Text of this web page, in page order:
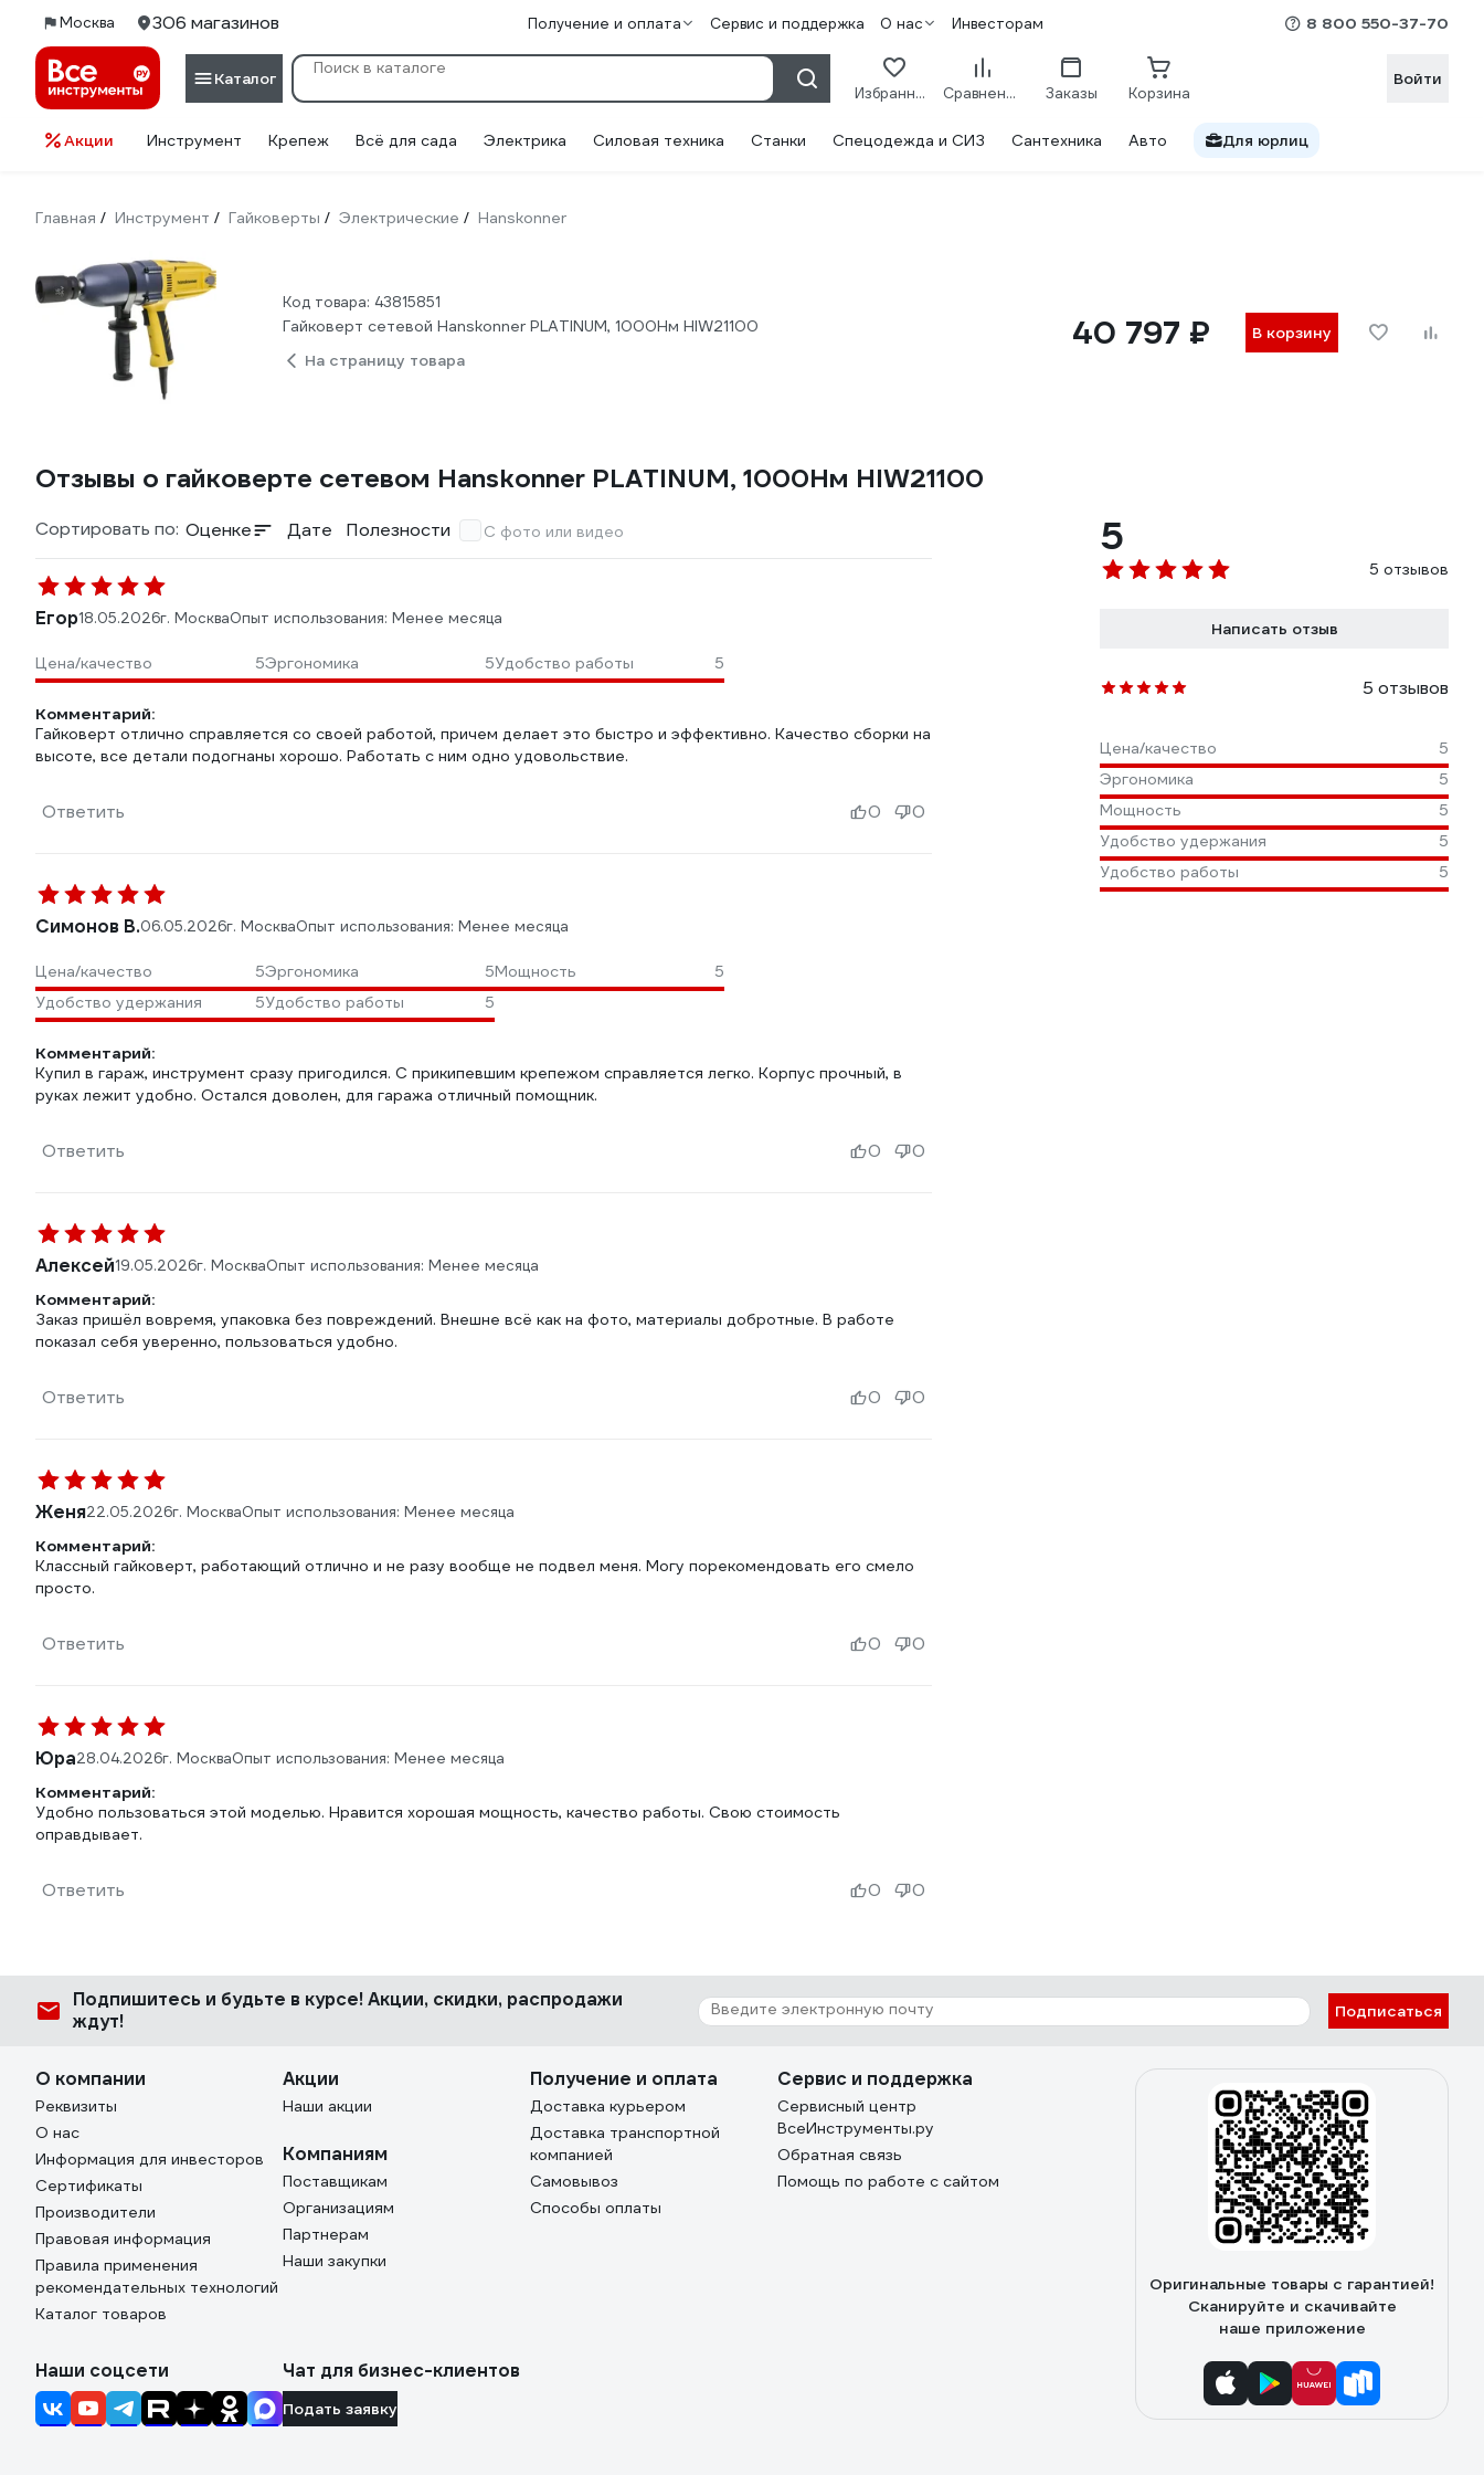
Москва 306 магазинов Получение и оплата Сервис и поддержка О нас Инвесторам 8 800 550-37-70
Каталог
Избранное Сравнение Заказы Корзина
Войти
Акции Инструмент Крепеж Всё для сада Электрика Силовая техника Станки Спецодежда и СИЗ Сантехника Авто Для юрлиц
Главная / Инструмент / Гайковерты / Электрические / Hanskonner
Код товара: 43815851
Гайковерт сетевой Hanskonner PLATINUM, 1000Нм HIW21100
На страницу товара
40 797 ₽ В корзину
Отзывы о гайковерте сетевом Hanskonner PLATINUM, 1000Нм HIW21100
Сортировать по: Оценке Дате Полезности С фото или видео
Егор18.05.2026г. МоскваОпыт использования: Менее месяца
Цена/качество 5Эргономика 5Удобство работы 5
Комментарий:
Гайковерт отлично справляется со своей работой, причем делает это быстро и эффективно. Качество сборки на
высоте, все детали подогнаны хорошо. Работать с ним одно удовольствие.
Ответить 0 0
Симонов В.06.05.2026г. МоскваОпыт использования: Менее месяца
Цена/качество 5Эргономика 5Мощность
5
Удобство удержания
5Удобство работы 5
Комментарий:
Купил в гараж, инструмент сразу пригодился. С прикипевшим крепежом справляется легко. Корпус прочный, в
руках лежит удобно. Остался доволен, для гаража отличный помощник.
Ответить 0 0
Алексей19.05.2026г. МоскваОпыт использования: Менее месяца
Комментарий:
Заказ пришёл вовремя, упаковка без повреждений. Внешне всё как на фото, материалы добротные. В работе
показал себя уверенно, пользоваться удобно.
Ответить 0 0
Женя22.05.2026г. МоскваОпыт использования: Менее месяца
Комментарий:
Классный гайковерт, работающий отлично и не разу вообще не подвел меня. Могу порекомендовать его смело
просто.
Ответить 0 0
Юра28.04.2026г. МоскваОпыт использования: Менее месяца
Комментарий:
Удобно пользоваться этой моделью. Нравится хорошая мощность, качество работы. Свою стоимость
оправдывает.
Ответить 0 0
5
5 отзывов
Написать отзыв
5 отзывов
Цена/качество
5
Эргономика
5
Мощность
5
Удобство удержания
5
Удобство работы
5
Подпишитесь и будьте в курсе! Акции, скидки, распродажи
ждут!
Подписаться
О компании
Реквизиты
О нас
Информация для инвесторов
Сертификаты
Производители
Правовая информация
Правила применения
рекомендательных технологий
Каталог товаров
Акции
Наши акции
Компаниям
Поставщикам
Организациям
Партнерам
Наши закупки
Получение и оплата
Доставка курьером
Доставка транспортной
компанией
Самовывоз
Способы оплаты
Сервис и поддержка
Сервисный центр
ВсеИнструменты.ру
Обратная связь
Помощь по работе с сайтом
Оригинальные товары с гарантией!
Сканируйте и скачивайте
наше приложение
Наши соцсети Чат для бизнес-клиентов
Подать заявку